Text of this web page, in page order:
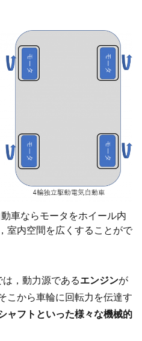
車ならモータをホイール内
室内空間を広くすることがで
は，動力源であるエンジンが
こから車輪に回転力を伝達す
ャフトといった様々な機械的